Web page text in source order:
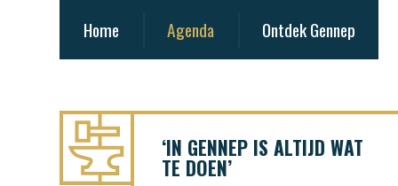
Home Agenda Ontdek Gennep
‘IN GENNEP IS ALTIJD WAT
TE DOEN’